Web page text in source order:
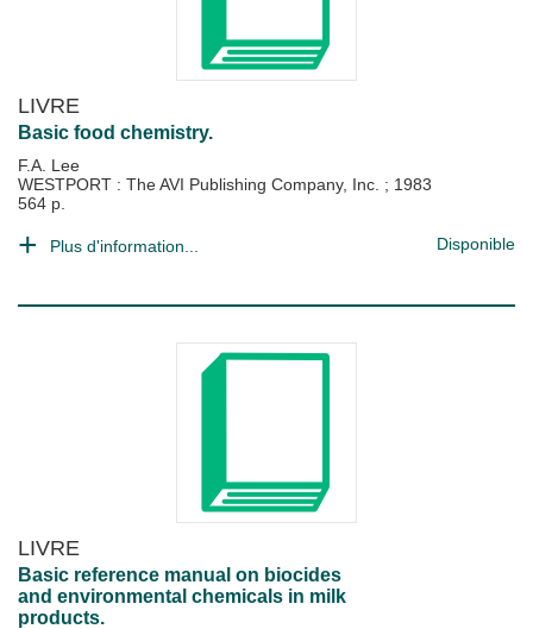
LIVRE
Basic food chemistry.
F.A. Lee
WESTPORT : The AVI Publishing Company, Inc. ; 1983
564 p.
Plus d'information... Disponible
LIVRE
Basic reference manual on biocides
and environmental chemicals in milk
products.